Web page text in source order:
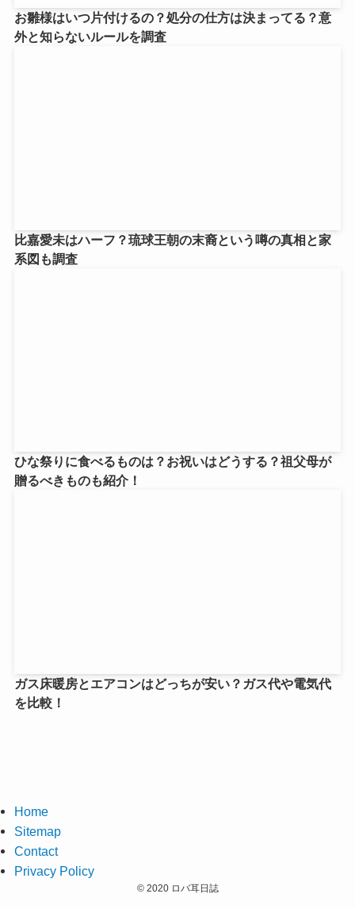
お雛様はいつ片付けるの？処分の仕方は決まってる？意
外と知らないルールを調査
比嘉愛未はハーフ？琉球王朝の末裔という噂の真相と家
系図も調査
ひな祭りに食べるものは？お祝いはどうする？祖父母が
贈るべきものも紹介！
ガス床暖房とエアコンはどっちが安い？ガス代や電気代
を比較！
Home
Sitemap
Contact
Privacy Policy
©2020 ロバ耳日誌